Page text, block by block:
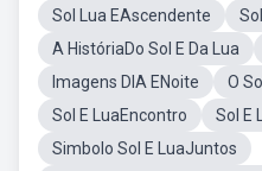
Sol Lua EAscendente
A HistóriaDo Sol E Da Lua
Imagens DIA ENoite
O
Sol E LuaEncontro
Sol E
Simbolo Sol E LuaJuntos